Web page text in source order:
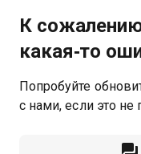
К
какая‑то
Попробуйте
с нами, если это не